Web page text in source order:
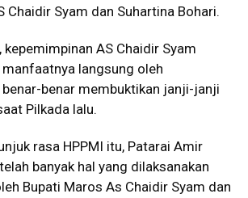
Chaidir Syam dan Suhartina Bohari.
kepemimpinan AS Chaidir Syam
langsung oleh
benar membuktikan janji-janji
Pilkada lalu.
rasa HPPMI itu, Patarai Amir
banyak hal yang dilaksanakan
Bupati Maros As Chaidir Syam dan